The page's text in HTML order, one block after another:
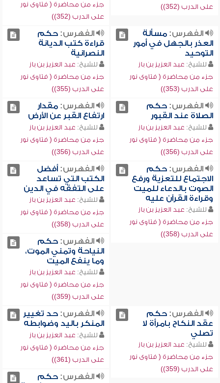
على الدرب (352))
جزء من محاضرة ( فتاوى نور
على الدرب (352))
الفهرس:مسألة
العذر بالجهل في أمور
التوحيد
للشيخ: عبد العزيز بن باز
جزء من محاضرة ( فتاوى نور
على الدرب (353))
الفهرس:حكم
قراءة كتب الديانة
النصرانية
للشيخ: عبد العزيز بن باز
جزء من محاضرة ( فتاوى نور
على الدرب (355))
الفهرس:حكم
الصلاة عند القبور
للشيخ: عبد العزيز بن باز
جزء من محاضرة ( فتاوى نور
على الدرب (356))
الفهرس:مقدار
ارتفاع القبر عن الأرض
للشيخ: عبد العزيز بن باز
جزء من محاضرة ( فتاوى نور
على الدرب (356))
الفهرس:حكم
الاجتماع للتعزية ورفع
الصوت بالدعاء للميت
وقراءة القرآن عليه
للشيخ: عبد العزيز بن باز
جزء من محاضرة ( فتاوى نور
على الدرب (358))
الفهرس:أفضل
الكتب التي تساعد
على التفقه في الدين
للشيخ: عبد العزيز بن باز
جزء من محاضرة ( فتاوى نور
على الدرب (358))
الفهرس:حكم
النياحة وتمني الموت،
وما ينفع الميت
للشيخ: عبد العزيز بن باز
جزء من محاضرة ( فتاوى نور
على الدرب (359))
الفهرس:حكم
عقد النكاح بامرأة لا
تصلي
للشيخ: عبد العزيز بن باز
جزء من محاضرة ( فتاوى نور
على الدرب (359))
الفهرس:حد تغيير
المنكر باليد وضوابطه
للشيخ: عبد العزيز بن باز
جزء من محاضرة ( فتاوى نور
على الدرب (361))
الفهرس:حكم